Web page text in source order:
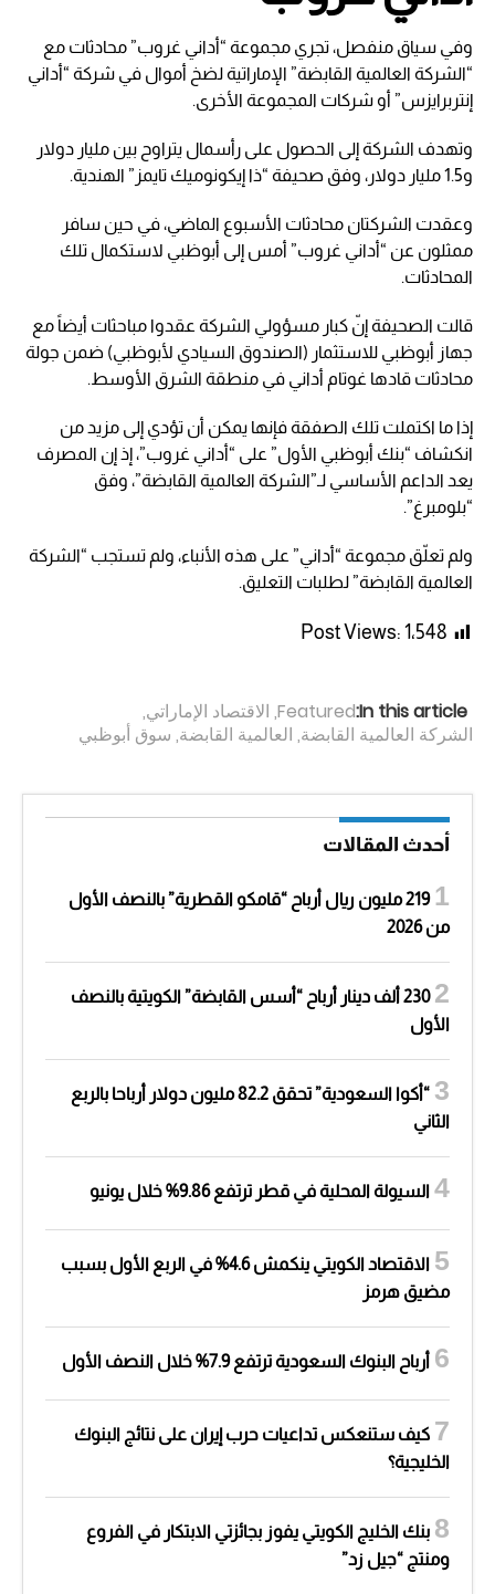
وفي سياق منفصل، تجري مجموعة “أداني غروب” محادثات مع
“الشركة العالمية القابضة” الإماراتية لضخ أموال في شركة “أداني
إنتربرايزس” أو شركات المجموعة الأخرى.
وتهدف الشركة إلى الحصول على رأسمال يتراوح بين مليار دولار
و1.5 مليار دولار، وفق صحيفة “ذا إيكونوميك تايمز” الهندية.
وعقدت الشركتان محادثات الأسبوع الماضي، في حين سافر
ممثلون عن “أداني غروب” أمس إلى أبوظبي لاستكمال تلك
المحادثات.
قالت الصحيفة إنّ كبار مسؤولي الشركة عقدوا مباحثات أيضاً مع
جهاز أبوظبي للاستثمار (الصندوق السيادي لأبوظبي) ضمن جولة
محادثات قادها غوتام أداني في منطقة الشرق الأوسط.
إذا ما اكتملت تلك الصفقة فإنها يمكن أن تؤدي إلى مزيد من
انكشاف “بنك أبوظبي الأول” على “أداني غروب”، إذ إن المصرف
يعد الداعم الأساسي لـ”الشركة العالمية القابضة”، وفق
“بلومبرغ”.
ولم تعلّق مجموعة “أداني” على هذه الأنباء، ولم تستجب “الشركة
العالمية القابضة” لطلبات التعليق.
Post Views: 1٬548
In this article:
Featured
, الاقتصاد الإماراتي,
الشركة العالمية القابضة, العالمية القابضة, سوق أبوظبي
أحدث المقالات
219 مليون ريال أرباح “قامكو القطرية” بالنصف الأول
من 2026
230 ألف دينار أرباح “أسس القابضة” الكويتية بالنصف
الأول
“أكوا السعودية” تحقق 82.2 مليون دولار أرباحا بالربع
الثاني
السيولة المحلية في قطر ترتفع 9.86% خلال يونيو
الاقتصاد الكويتي ينكمش 4.6% في الربع الأول بسبب
مضيق هرمز
أرباح البنوك السعودية ترتفع 7.9% خلال النصف الأول
كيف ستنعكس تداعيات حرب إيران على نتائج البنوك
الخليجية؟
بنك الخليج الكويتي يفوز بجائزتي الابتكار في الفروع
ومنتج “جيل زد”